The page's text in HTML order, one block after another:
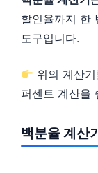
할인율까지 한
도구입니다.
위의 계산
퍼센트 계산을
백분율 계산